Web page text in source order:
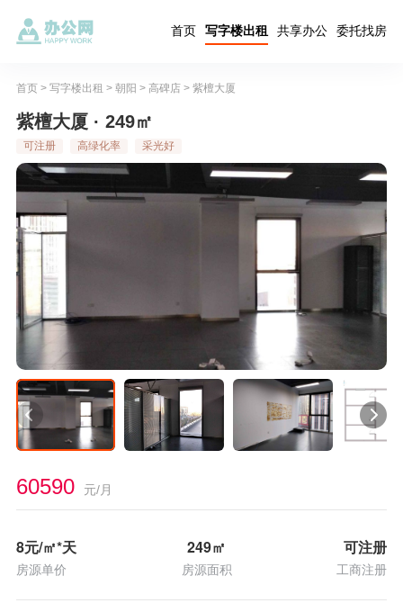
首页 写字楼出租 共享办公 委托找房
首页> 写字楼出租 > 朝阳 > 高碑店> 紫檀大厦
紫檀大厦 · 249㎡
可注册 高绿化率 采光好
60590 元/月
8元/㎡*天
房源单价
249㎡
房源面积
可注册
工商注册